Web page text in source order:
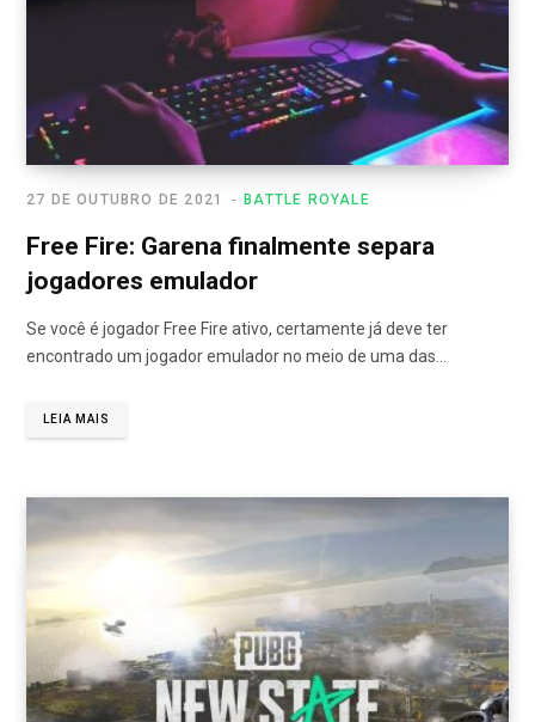
BATTLE ROYALE
27 DE OUTUBRO DE 2021
Free Fire: Garena finalmente separa
jogadores emulador
Se você é jogador Free Fire ativo, certamente já deve ter
encontrado um jogador emulador no meio de uma das…
LEIA MAIS